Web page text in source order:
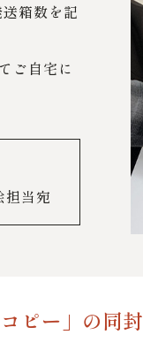
箱数を記
ご自宅に
当宛
コピー」の同封